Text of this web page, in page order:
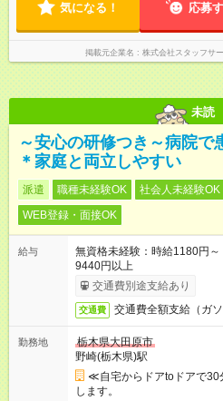
気になる！ 応募
掲載元企業名 株式会社スタッフサ
未読
～安心の研修つき～病院で
＊家庭と両立しやすい
派遣 職種未経験OK 社会人未経験OK
WEB登録・面接OK
給与
無資格未経験：時給1180
9440円以上
交通費別途支給あり
交通費 交通費全額支給（ガソ
勤務地
栃木県大田原市
野崎(栃木県)駅
≪自宅からドアtoドアで
します。